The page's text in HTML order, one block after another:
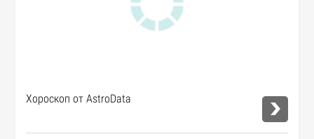
Хороскоп от AstroData